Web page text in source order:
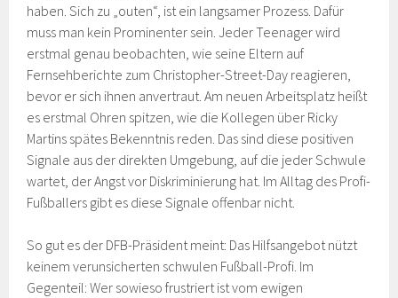
haben. Sich zu „outen“, ist ein langsamer Prozess. Dafür
muss man kein Prominenter sein. Jeder Teenager wird
erstmal genau beobachten, wie seine Eltern auf
Fernsehberichte zum Christopher-Street-Day reagieren,
bevor er sich ihnen anvertraut. Am neuen Arbeitsplatz heißt
es erstmal Ohren spitzen, wie die Kollegen über Ricky
Martins spätes Bekenntnis reden. Das sind diese positiven
Signale aus der direkten Umgebung, auf die jeder Schwule
wartet, der Angst vor Diskriminierung hat. Im Alltag des Profi-
Fußballers gibt es diese Signale offenbar nicht.
So gut es der DFB-Präsident meint: Das Hilfsangebot nützt
keinem verunsicherten schwulen Fußball-Profi. Im
Gegenteil: Wer sowieso frustriert ist vom ewigen